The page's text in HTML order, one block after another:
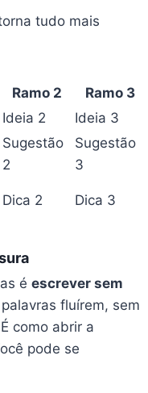
tudo mais
Ramo 2
Ramo 3
Ideia 2 Ideia 3
Sugestão
2
Sugestão
3
Dica 2 Dica 3
éescrever sem
fluírem, sem
como abrir a
pode se